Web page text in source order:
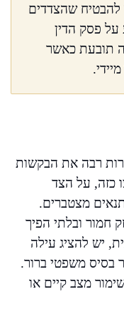
להבטיח שהצדדים
על פסק הדין
תובעת כאשר
רבה את הבקשות
כזה, על הצד
מצטברים.
חמור ובלתי הפיך
יש להציג עילה
בסיס משפטי ברור.
מצב קיים או